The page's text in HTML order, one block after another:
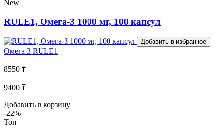
New
RULE1, Омега-3 1000 мг, 100 капсул
Добавить в избранное
Омега 3 RULE1
8550 ₸
9400 ₸
Добавить в корзину
-22%
Топ